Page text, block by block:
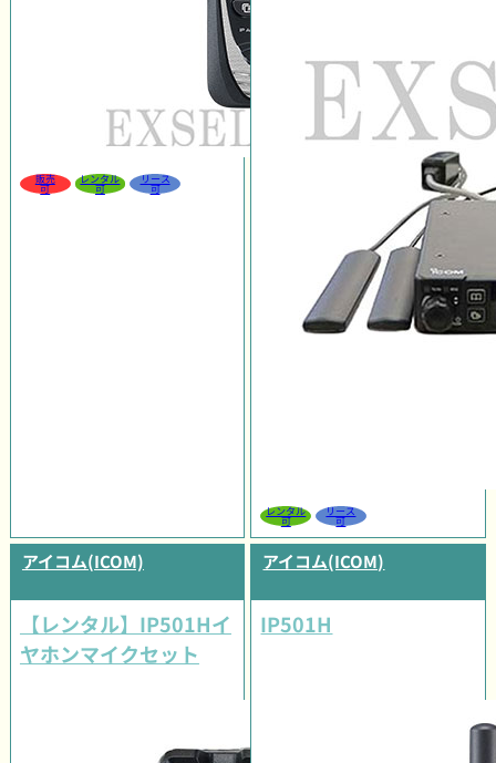
販売
可
レンタル
可
リース
可
レンタル
可
リース
可
アイコム(ICOM)
【レンタル】IP501Hイ
ヤホンマイクセット
アイコム(ICOM)
IP501H